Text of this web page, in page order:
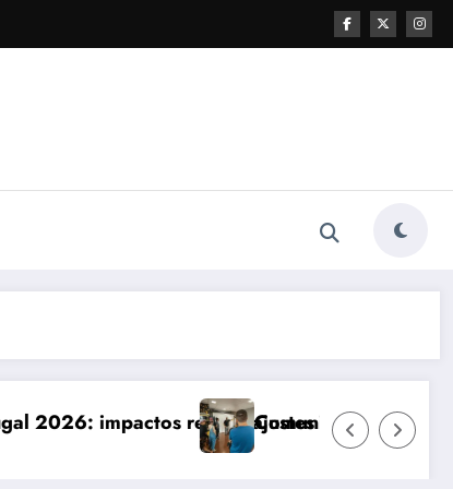
e ajustes necessários
Comunicação com Balcões Públicos em